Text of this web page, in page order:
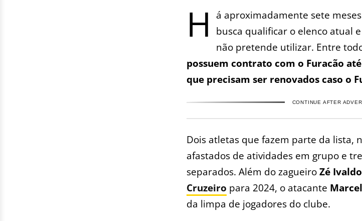
H
á aproximadamente sete
busca qualificar o elenco atual
não pretende utilizar. Entre
possuem contrato com o Furacão
que precisam ser renovados caso o
CONTINUE AFTER
Dois atletas que fazem parte da lista,
afastados de atividades em grupo e
separados. Além do zagueiroZé Ivaldo
Cruzeiro para 2024, o atacante
da limpa de jogadores do clube.